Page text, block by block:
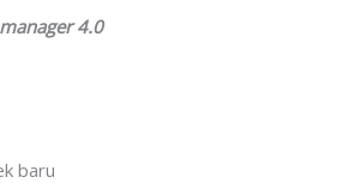
4.0
baru